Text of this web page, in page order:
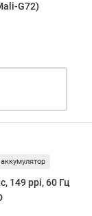
G72)
149 ppi, 60 Гц